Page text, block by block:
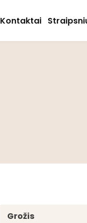
Kontaktai
Grožis